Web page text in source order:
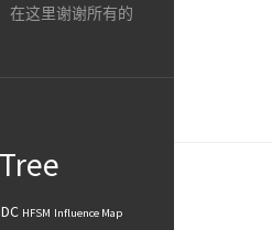
在这里谢谢所有的
HFSM Influence Map